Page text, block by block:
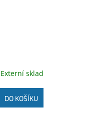
Externí sklad
DO KOŠÍKU